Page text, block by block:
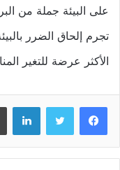
على البيئة جملة من
تجرم إلحاق الضرر
الأكثر عرضة للتغير
فيسبوك تويتر